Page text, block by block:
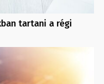
tartani a régi